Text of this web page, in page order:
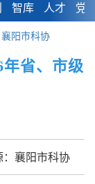
智库 人才 党
襄阳市科协
省、市级
襄阳市科协